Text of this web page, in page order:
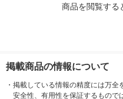
商品を閲覧する
掲載商品の情報について
・ 掲載している情報の精度には万全
安全性、有用性を保証するもので